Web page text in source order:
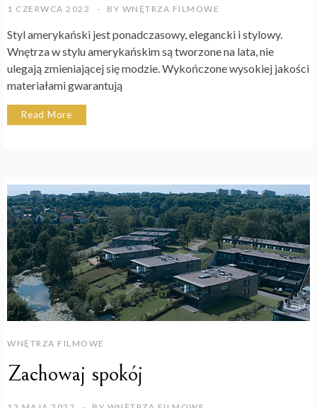
1 CZERWCA 2022 BY WNĘTRZA FILMOWE
Styl amerykański jest ponadczasowy, elegancki i stylowy.
Wnętrza w stylu amerykańskim są tworzone na lata, nie
ulegają zmieniającej się modzie. Wykończone wysokiej jakości
materiałami gwarantują
Read More
WNĘTRZA FILMOWE
Zachowaj spokój